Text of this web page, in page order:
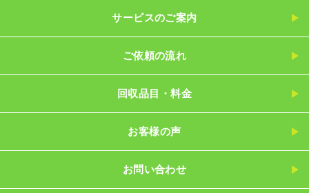
サービスのご案内
ご依頼の流れ
回収品目・料金
お客様の声
お問い合わせ